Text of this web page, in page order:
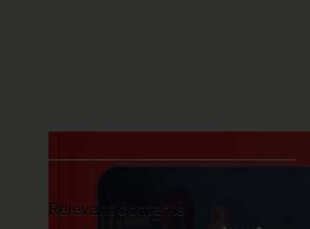
Relevant contents